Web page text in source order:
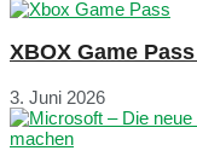
XBOX Game
3. Juni 2026